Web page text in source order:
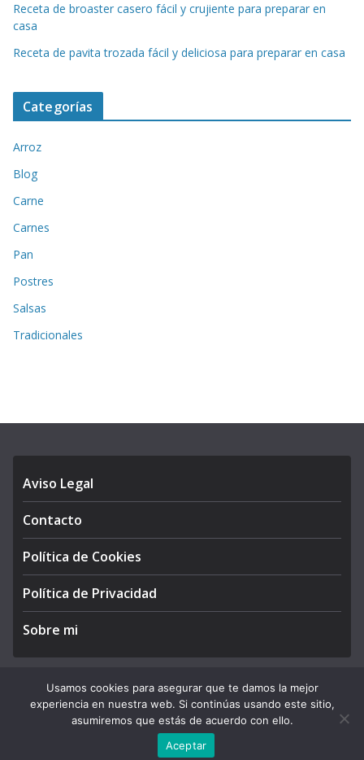
Receta de broaster casero fácil y crujiente para preparar en
casa
Receta de pavita trozada fácil y deliciosa para preparar en casa
Categorías
Arroz
Blog
Carne
Carnes
Pan
Postres
Salsas
Tradicionales
Aviso Legal
Contacto
Política de Cookies
Política de Privacidad
Sobre mi
Copyright © 2026APEGA Perú. All rights reserved.
by ThemeGrill. Powered by
Usamos cookies para asegurar que te damos la mejor
experiencia en nuestra web. Si continúas usando este sitio,
asumiremos que estás de acuerdo con ello.
Aceptar